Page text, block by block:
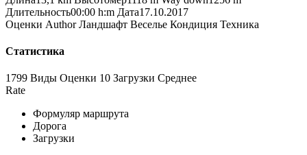
Длительность00:00 h:m Дата17.10.2017
Оценки Author Ландшафт Веселье Кондиция Техника
Статистика
1799 Виды Оценки 10 Загрузки Среднее
Rate
Формуляр маршрута
Дорога
Загрузки